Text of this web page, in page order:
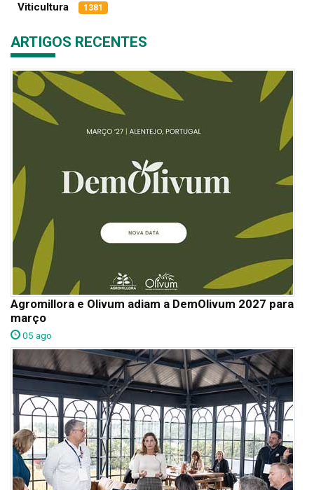
Viticultura 1381
ARTIGOS RECENTES
Agromillora e Olivum adiam a DemOlivum 2027 para
março
05 ago